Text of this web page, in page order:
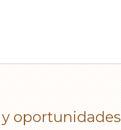
oportunidades